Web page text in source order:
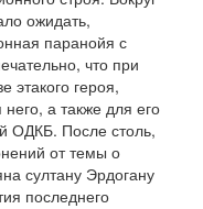
ожидать,
паранойя с
что при
этакого героя,
а также для его
ОДКБ. После столь,
от темы о
султану Эрдогану
последнего